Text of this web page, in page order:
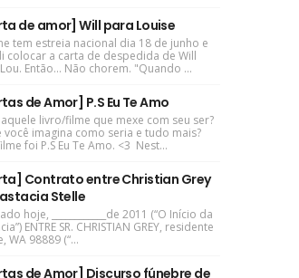
de amor] Will para Louise
tem estreia nacional dia 18 de junho e
colocar a carta de despedida de Will
Então... Não chorem. "Quando ...
de Amor] P.S Eu Te Amo
aquele livro/filme que mexe com seu ser?
você imagina como seria e tudo mais?
foi P.S Eu Te Amo. <3 Nest...
Contrato entre Christian Grey
Stelle
hoje, ____________de 2011 (“O Início da
ENTRE SR. CHRISTIAN GREY, residente
WA 98889 (“...
de Amor] Discurso fúnebre de